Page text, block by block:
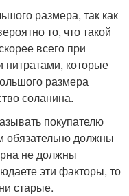
размера, так как
то, что такой
всего при
которые
размера
соланина.
покупателю
должны
не должны
эти факторы, то
старые.